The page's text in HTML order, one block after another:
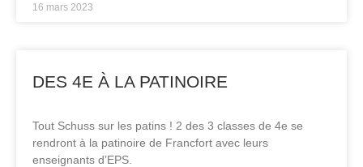
16 mars 2023
DES 4E À LA PATINOIRE
Tout Schuss sur les patins ! 2 des 3 classes de 4e se
rendront à la patinoire de Francfort avec leurs
enseignants d’EPS.